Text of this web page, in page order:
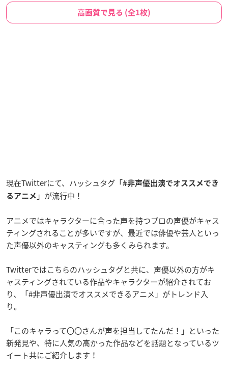
高画質で見る (全1枚)
現在Twitterにて、ハッシュタグ「#非声優出演でオススメでき
るアニメ 」が流行中！
アニメではキャラクターに合った声を持つプロの声優がキャス
ティングされることが多いですが、最近では俳優や芸人といっ
た声優以外のキャスティングも多くみられます。
Twitterではこちらのハッシュタグと共に、声優以外の方がキ
ャスティングされている作品やキャラクターが紹介されてお
り、「#非声優出演でオススメできるアニメ」がトレンド入
り。
「このキャラって〇〇さんが声を担当してたんだ！」といった
新発見や、特に人気の高かった作品などを話題となっているツ
イート共にご紹介します！